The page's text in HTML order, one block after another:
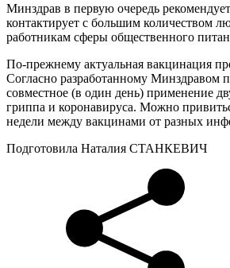
Минздрав в первую очередь
контактирует с большим количеством
работникам сферы общественного
По-прежнему актуальная вакцинация
Согласно разработанному Минздравом
совместное (в один день) применение
гриппа и коронавируса. Можно
недели между вакцинами от разных
Подготовила Наталия СТАНКЕВИЧ